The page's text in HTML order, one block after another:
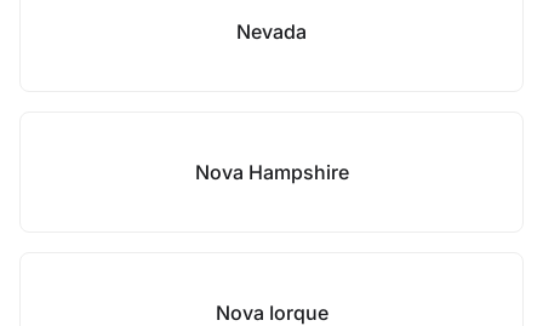
Nevada
Nova Hampshire
Nova Iorque